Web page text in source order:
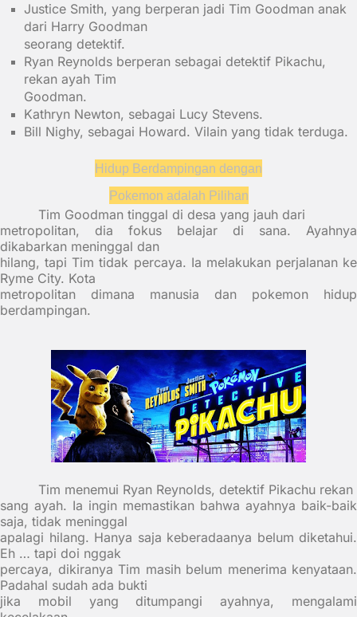
Justice Smith, yang berperan jadi Tim Goodman anak
dari Harry Goodman
seorang detektif.
Ryan Reynolds berperan sebagai detektif Pikachu,
rekan ayah Tim
Goodman.
Kathryn Newton, sebagai Lucy Stevens.
Bill Nighy, sebagai Howard. Vilain yang tidak terduga.
Hidup Berdampingan dengan
Pokemon adalah Pilihan
Tim Goodman tinggal di desa yang jauh dari
metropolitan, dia fokus belajar di sana. Ayahnya
dikabarkan meninggal dan
hilang, tapi Tim tidak percaya. Ia melakukan perjalanan ke
Ryme City. Kota
metropolitan dimana manusia dan pokemon hidup
berdampingan.
Tim menemui Ryan Reynolds, detektif Pikachu rekan
sang ayah. Ia ingin memastikan bahwa ayahnya baik-baik
saja, tidak meninggal
apalagi hilang. Hanya saja keberadaanya belum diketahui.
Eh … tapi doi nggak
percaya, dikiranya Tim masih belum menerima kenyataan.
Padahal sudah ada bukti
jika mobil yang ditumpangi ayahnya, mengalami